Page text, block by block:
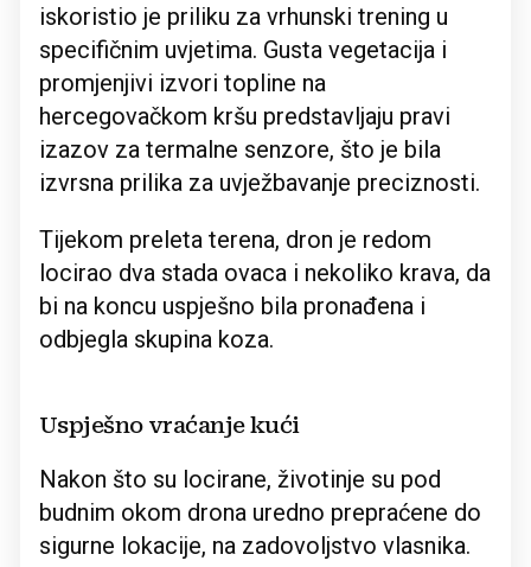
iskoristio je priliku za vrhunski trening u
specifičnim uvjetima. Gusta vegetacija i
promjenjivi izvori topline na
hercegovačkom kršu predstavljaju pravi
izazov za termalne senzore, što je bila
izvrsna prilika za uvježbavanje preciznosti.
Tijekom preleta terena, dron je redom
locirao dva stada ovaca i nekoliko krava, da
bi na koncu uspješno bila pronađena i
odbjegla skupina koza.
Uspješno vraćanje kući
Nakon što su locirane, životinje su pod
budnim okom drona uredno prepraćene do
sigurne lokacije, na zadovoljstvo vlasnika.